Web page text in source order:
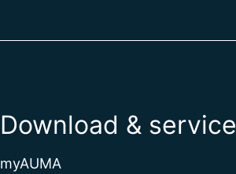
Download & service
myAUMA